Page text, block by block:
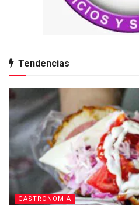
Tendencias
GASTRONOMIA